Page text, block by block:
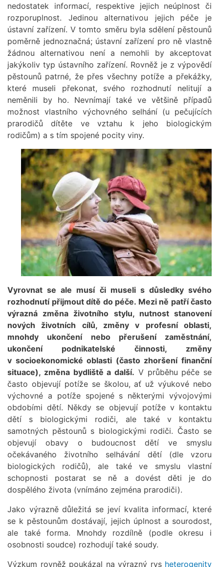
nedostatek informací, respektive jejich neúplnost či
rozporuplnost. Jedinou alternativou jejich péče je
ústavní zařízení. V tomto směru byla sdělení pěstounů
poměrně jednoznačná; ústavní zařízení pro ně vlastně
žádnou alternativou není a nemohli by akceptovat
jakýkoliv typ ústavního zařízení. Rovněž je z výpovědí
pěstounů patrné, že přes všechny potíže a překážky,
které museli překonat, svého rozhodnutí nelitují a
neměnili by ho. Nevnímají také ve většině případů
možnost vlastního výchovného selhání (u pečujících
prarodičů dítěte ve vztahu k jeho biologickým
rodičům) a s tím spojené pocity viny.
Obrázek
Vyrovnat se ale musí či museli s důsledky svého
rozhodnutí přijmout dítě do péče. Mezi ně patří často
výrazná změna životního stylu, nutnost stanovení
nových životních cílů, změny v profesní oblasti,
mnohdy ukončení nebo přerušení zaměstnání,
ukončení podnikatelské činnosti, změny
v socioekonomické oblasti (často zhoršení finanční
situace), změna bydliště a další. V průběhu péče se
často objevují potíže se školou, ať už výukové nebo
výchovné a potíže spojené s některými vývojovými
obdobími dětí. Někdy se objevují potíže v kontaktu
dětí s biologickými rodiči, ale také v kontaktu
samotných pěstounů s biologickými rodiči. Často se
objevují obavy o budoucnost dětí ve smyslu
očekávaného životního selhávání dětí (dle vzoru
biologických rodičů), ale také ve smyslu vlastní
schopnosti postarat se ně a dovést děti je do
dospělého života (vnímáno zejména prarodiči).
Jako výrazně důležitá se jeví kvalita informací, které
se k pěstounům dostávají, jejich úplnost a sourodost,
ale také forma. Mnohdy rozdílně (podle okresu i
osobnosti soudce) rozhodují také soudy.
Výzkum rovněž poukázal na výrazný rys heterogenity